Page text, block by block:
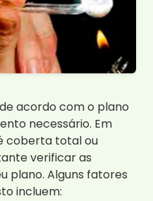
acordo com o plano
necessário. Em
coberta total ou
verificar as
plano. Alguns fatores
incluem: